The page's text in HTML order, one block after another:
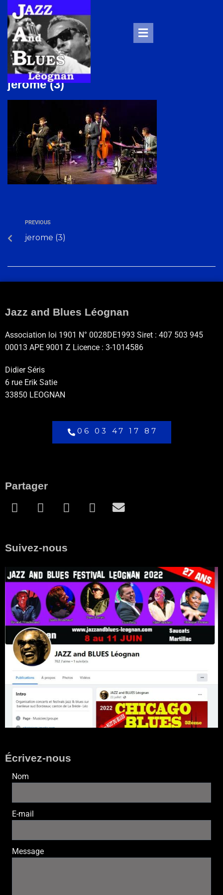
jerome (3)
PREVIOUS
jerome (3)
Jazz and Blues Léognan
Association loi 1901 N° 0028DE1993 Siret : 407 503 945
00013 APE 9001 Z Licence : 3-1014586
Didier Séris
6 rue Erik Satie
33850 LEOGNAN
06 03 47 17 87
Partager
Écrivez-nous
Nom
E-mail
Message
Suivez-nous